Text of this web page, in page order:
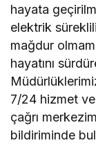
hayata
elektrik
mağdur
hayatını
7/24 hizmet
çağrı
bildiriminde